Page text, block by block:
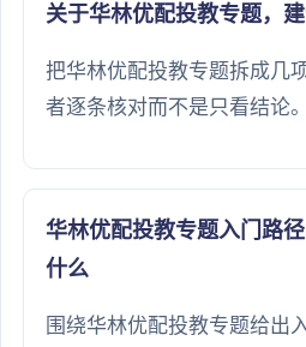
关于华林优配投教专题，
把华林优配投教专题拆成几
者逐条核对而不是只看结论。
华林优配投教专题入门路
什么
围绕华林优配投教专题给出